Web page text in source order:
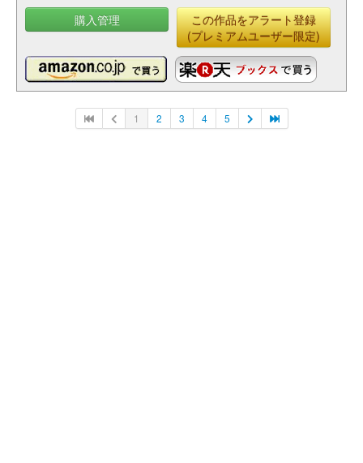
購入管理
この作品をアラート登録
(プレミアムユーザー限定)
1 2 3 4 5